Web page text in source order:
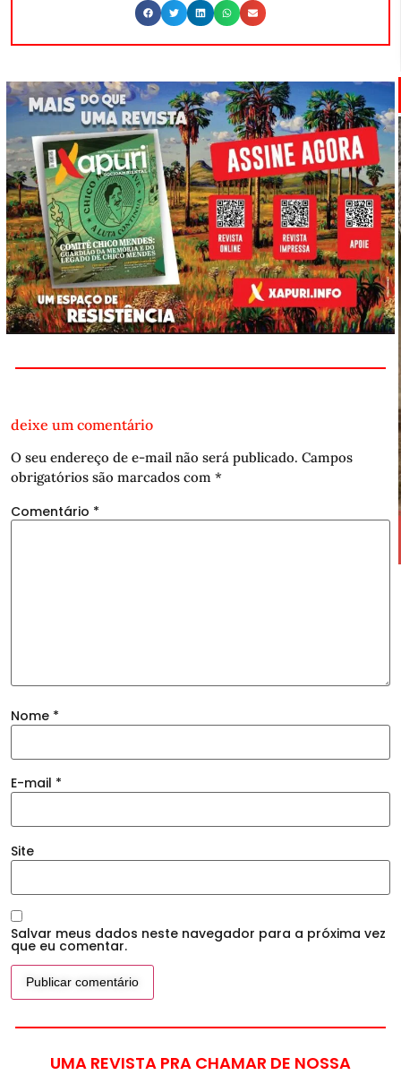
deixe um comentário
O seu endereço de e-mail não será publicado. Campos
obrigatórios são marcados com *
Comentário *
Nome *
E-mail *
Site
Salvar meus dados neste navegador para a próxima vez
que eu comentar.
UMA REVISTA PRA CHAMAR DE NOSSA